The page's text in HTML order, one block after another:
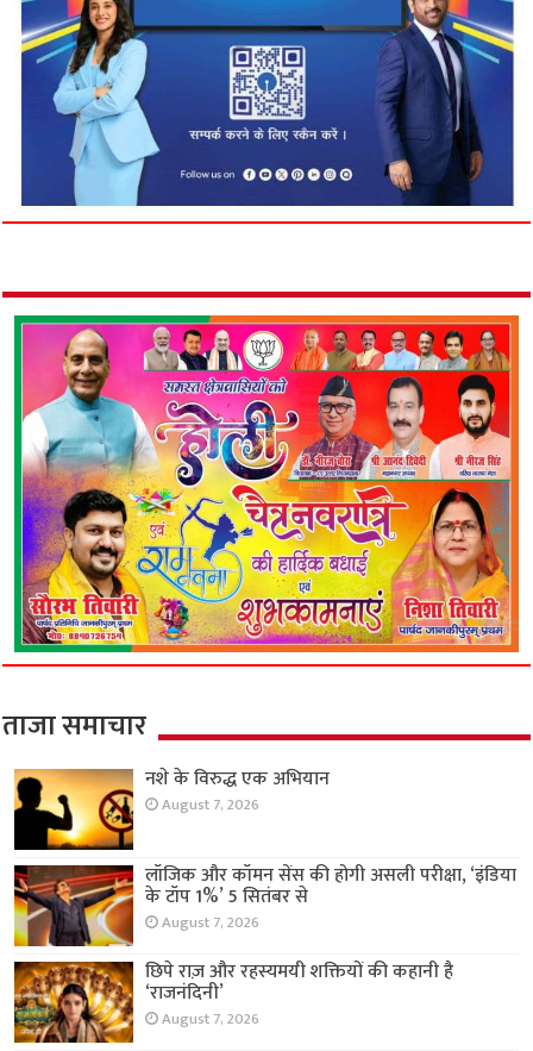
ताजा समाचार
नशे के विरुद्ध एक अभियान
August 7, 2026
लॉजिक और कॉमन सेंस की होगी असली परीक्षा, ‘इंडिया
के टॉप 1%’ 5 सितंबर से
August 7, 2026
छिपे राज़ और रहस्यमयी शक्तियों की कहानी है
‘राजनंदिनी’
August 7, 2026